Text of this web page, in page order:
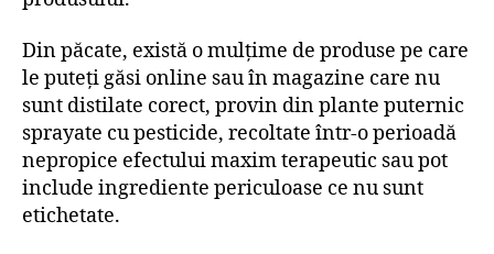
Din păcate, există o mulțime de produse pe care
le puteți găsi online sau în magazine care nu
sunt distilate corect, provin din plante puternic
sprayate cu pesticide, recoltate într-o perioadă
nepropice efectului maxim terapeutic sau pot
include ingrediente periculoase ce nu sunt
etichetate.